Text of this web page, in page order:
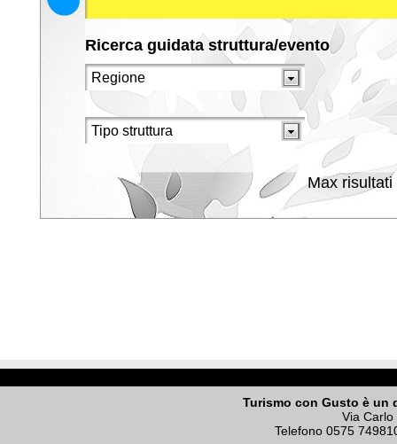
Ricerca guidata struttura/evento
Max risultati
Turismo con Gusto è un
Via
Telefono 0575